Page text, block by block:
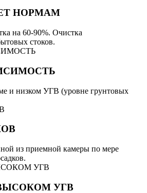
НОРМАМ
на 60-90%. Очистка
стоков.
и низком УГВ (уровне грунтовых
из приемной камеры по мере
УГВ